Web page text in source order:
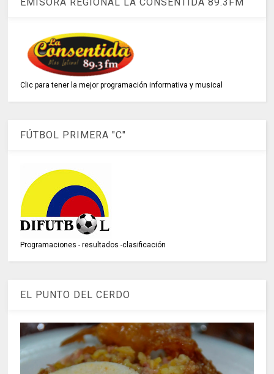
Clic para tener la mejor programación informativa y musical
FÚTBOL PRIMERA "C"
Programaciones - resultados -clasificación
EL PUNTO DEL CERDO